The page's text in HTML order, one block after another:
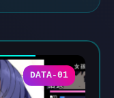
DATA-01